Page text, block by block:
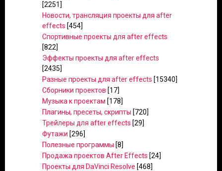
[2251]
Новости, трансляция проекты для after
effects [454]
Спортивные проекты для after effects
[822]
Эффекты проекты для after effects
[2435]
Разные проекты для after effects [15340]
Сборники проектов [17]
Музыка к проектам [178]
Плагины, пресеты, скрипты [720]
Трейлеры для after effects [29]
Футажи [296]
Полезные программы [8]
Продажа проектов After Effects [24]
Проекты для DaVinci Resolve [468]